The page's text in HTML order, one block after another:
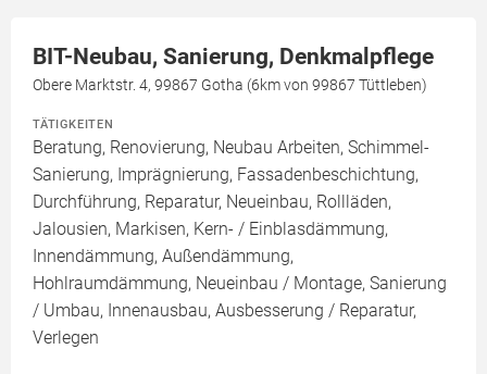
BIT-Neubau, Sanierung, Denkmalpflege
Obere Marktstr. 4, 99867 Gotha (6km von 99867 Tüttleben)
TÄTIGKEITEN
Beratung, Renovierung, Neubau Arbeiten, Schimmel-
Sanierung, Imprägnierung, Fassadenbeschichtung,
Durchführung, Reparatur, Neueinbau, Rollläden,
Jalousien, Markisen, Kern- / Einblasdämmung,
Innendämmung, Außendämmung,
Hohlraumdämmung, Neueinbau / Montage, Sanierung
/ Umbau, Innenausbau, Ausbesserung / Reparatur,
Verlegen